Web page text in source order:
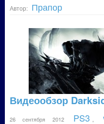
Автор: Прапор
Видеообзор
26 сентября 2012 PS3